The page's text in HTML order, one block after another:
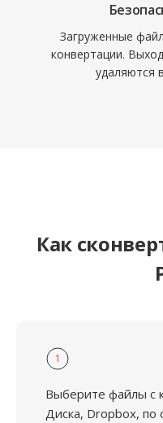
Загруженные
конвертации.
удаляются
Как
1
Выберите файлы с
Диска, Dropbox, по